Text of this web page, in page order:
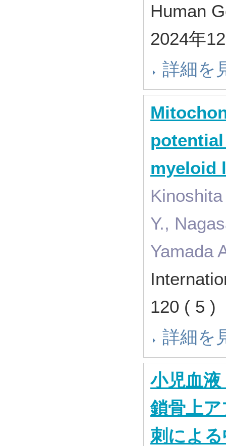
Human
2024年
詳細を
myeloid
Y.,
Yamada
120 ( 5
詳細を
小児血
鎖骨上
刺によ